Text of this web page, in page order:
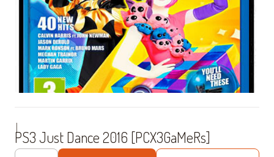
|
PS3 Just Dance 2016 [PCX3GaMeRs]